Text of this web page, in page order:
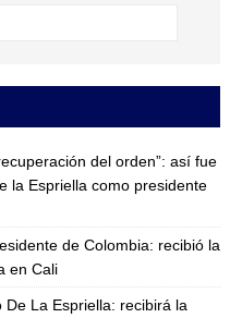
del orden”: así fue
la Espriella como presidente
de Colombia: recibió la
en Cali
La Espriella: recibirá la